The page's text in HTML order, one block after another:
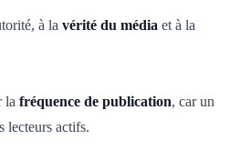
à la vérité du média et à la
la fréquence de publication, car un
lecteurs actifs.